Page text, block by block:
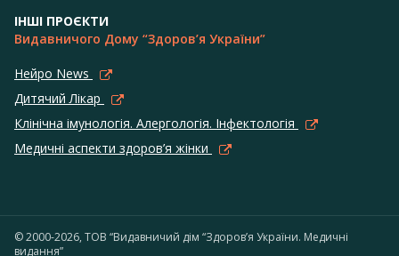
ІНШІ ПРОЄКТИ
Видавничого Дому “Здоров’я України”
Нейро News
Дитячий Лікар
Клінічна імунологія. Алергологія. Інфектологія
Медичні аспекти здоров’я жінки
© 2000-2026, ТОВ “Видавничий дім “Здоров’я України. Медичні
видання”